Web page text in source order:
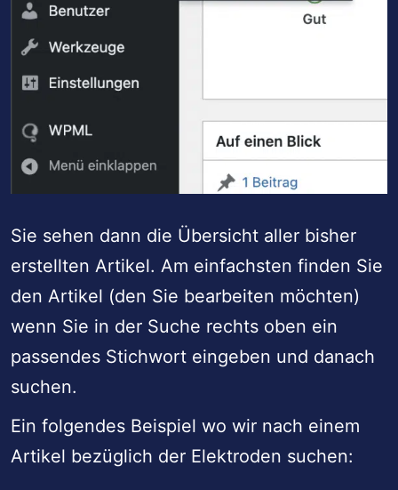
Sie sehen dann die Übersicht aller bisher
erstellten Artikel. Am einfachsten finden Sie
den Artikel (den Sie bearbeiten möchten)
wenn Sie in der Suche rechts oben ein
passendes Stichwort eingeben und danach
suchen.
Ein folgendes Beispiel wo wir nach einem
Artikel bezüglich der Elektroden suchen: